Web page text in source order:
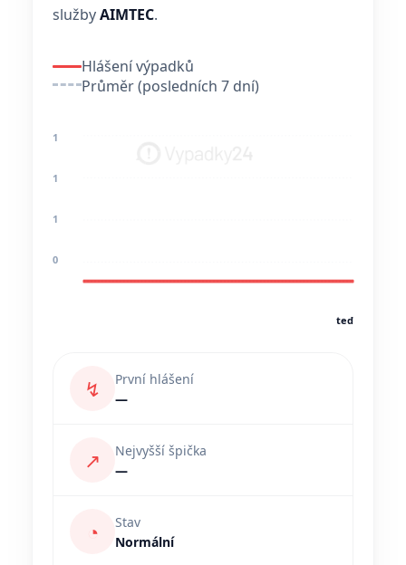
službyAIMTEC.
Hlášení výpadků
Průměr (posledních 7 dní)
1
1
1
0
teď
↯
První hlášení
—
↗
Nejvyšší špička
—
◔
Stav
Normální